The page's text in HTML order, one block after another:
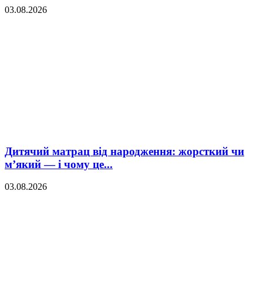
03.08.2026
Дитячий матрац від народження: жорсткий чи
м’який — і чому це...
03.08.2026